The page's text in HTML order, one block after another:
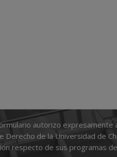
autorizo expresamente
Derecho de la Universidad de
respecto de sus programas